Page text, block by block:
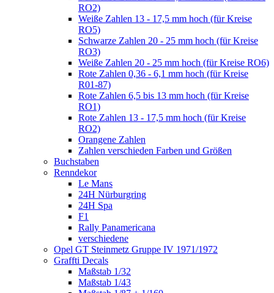
RO2)
Weiße Zahlen 13 - 17,5 mm hoch (für Kreise
RO5)
Schwarze Zahlen 20 - 25 mm hoch (für Kreise
RO3)
Weiße Zahlen 20 - 25 mm hoch (für Kreise RO6)
Rote Zahlen 0,36 - 6,1 mm hoch (für Kreise
R01-87)
Rote Zahlen 6,5 bis 13 mm hoch (für Kreise
RO1)
Rote Zahlen 13 - 17,5 mm hoch (für Kreise
RO2)
Orangene Zahlen
Zahlen verschieden Farben und Größen
Buchstaben
Renndekor
Le Mans
24H Nürburgring
24H Spa
F1
Rally Panamericana
verschiedene
Opel GT Steinmetz Gruppe IV 1971/1972
Graffti Decals
Maßstab 1/32
Maßstab 1/43